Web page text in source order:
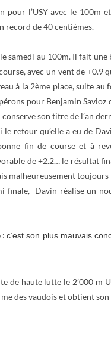
l’USY avec le 100m
record de 40 centièmes.
samedi au 100m. Il fait
avec un vent de +0.9
à la 2ème place, suite
pour Benjamin
son titre de l’an
retour qu’elle a eu de
fin de course et à
de +2.2… le résultat
malheureusement
finale, Davin réalise un
:c’est son plus mauvais
haute lutte le 2’000 m
des vaudois et obtient